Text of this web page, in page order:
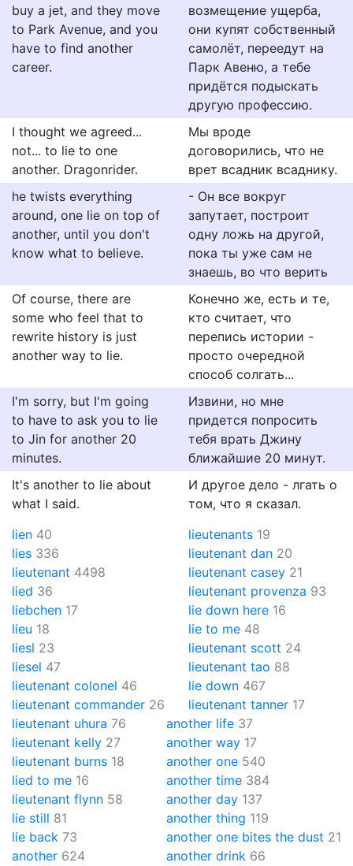
buy a jet, and they move
to Park Avenue, and you
have to find another
career.
возмещение ущерба,
они купят собственный
самолёт, переедут на
Парк Авеню, а тебе
придётся подыскать
другую профессию.
I thought we agreed...
not... to lie to one
another. Dragonrider.
Мы вроде
договорились, что не
врет всадник всаднику.
he twists everything
around, one lie on top of
another, until you don't
know what to believe.
- Он все вокруг
запутает, построит
одну ложь на другой,
пока ты уже сам не
знаешь, во что верить
Of course, there are
some who feel that to
rewrite history is just
another way to lie.
Конечно же, есть и те,
кто считает, что
перепись истории -
просто очередной
способ солгать...
I'm sorry, but I'm going
to have to ask you to lie
to Jin for another 20
minutes.
Извини, но мне
придется попросить
тебя врать Джину
ближайшие 20 минут.
It's another to lie about
what I said.
И другое дело - лгать о
том, что я сказал.
lien 40
lies 336
lieutenant 4498
lied 36
liebchen 17
lieu 18
liesl 23
liesel 47
lieutenant colonel 46
lieutenant commander 26
lieutenants 19
lieutenant dan 20
lieutenant casey 21
lieutenant provenza 93
lie down here 16
lie to me 48
lieutenant scott 24
lieutenant tao 88
lie down 467
lieutenant tanner 17
lieutenant uhura 76
lieutenant kelly 27
lieutenant burns 18
lied to me 16
lieutenant flynn 58
lie still 81
lie back 73
another 624
another life 37
another way 17
another one 540
another time 384
another day 137
another thing 119
another one bites the dust 21
another drink 66